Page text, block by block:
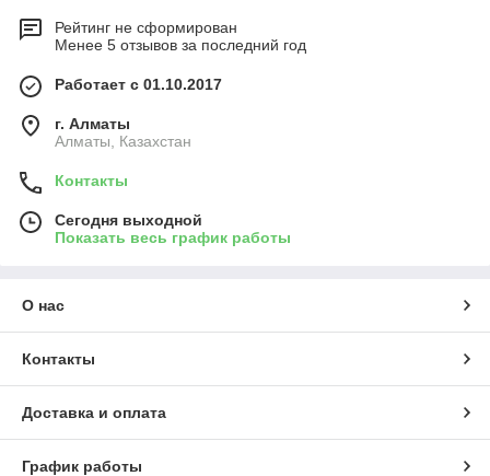
Рейтинг не сформирован
Менее 5 отзывов за последний год
Работает с 01.10.2017
г. Алматы
Алматы, Казахстан
Контакты
Сегодня выходной
Показать весь график работы
О нас
Контакты
Доставка и оплата
График работы